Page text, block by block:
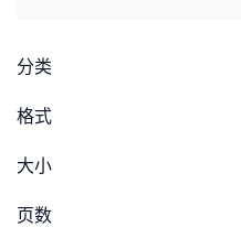
分类
格式
大小
页数